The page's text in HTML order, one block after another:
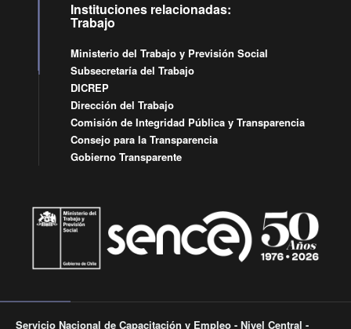
Instituciones relacionadas:
Trabajo
Ministerio del Trabajo y Previsión Social
Subsecretaría del Trabajo
DICREP
Dirección del Trabajo
Comisión de Integridad Pública y Transparencia
Consejo para la Transparencia
Gobierno Transparente
Servicio Nacional de Capacitación y Empleo - Nivel Central -